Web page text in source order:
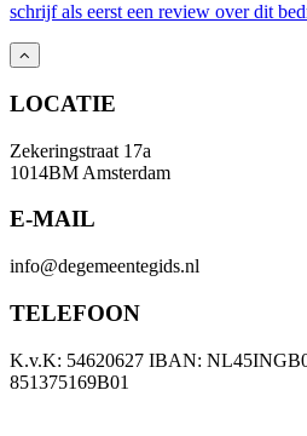
schrijf als eerst een review over dit
LOCATIE
Zekeringstraat 17a
1014BM Amsterdam
E-MAIL
info@degemeentegids.nl
TELEFOON
K.v.K: 54620627 IBAN:
851375169B01